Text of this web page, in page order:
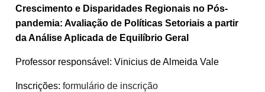
Crescimento e Disparidades Regionais no Pós-
pandemia: Avaliação de Políticas Setoriais a partir
da Análise Aplicada de Equilíbrio Geral
Professor responsável: Vinicius de Almeida Vale
Inscrições: formulário de inscrição